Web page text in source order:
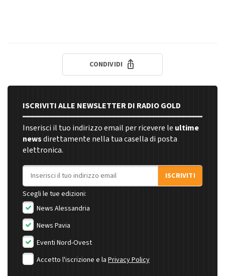
CONDIVIDI
ISCRIVITI ALLE NEWSLETTER DI RADIO GOLD
Inserisci il tuo indirizzo email per ricevere le ultime
newsdirettamente nella tua casella di posta
elettronica.
Indirizzo email
ISCRIVITI
Scegli le tue edizioni:
News Alessandria
News Pavia
Eventi Nord-Ovest
Accetto l'iscrizione e la Privacy Policy